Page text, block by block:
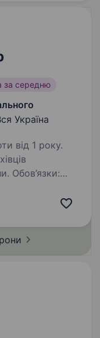
за середню
Україна
від 1 року.
Обов’язки: